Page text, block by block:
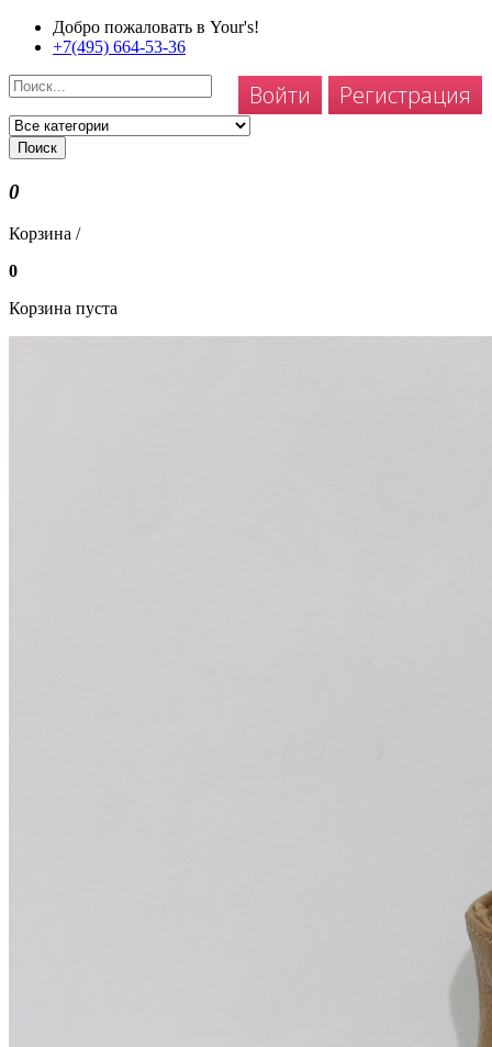
Добро пожаловать в Your's!
+7(495) 664-53-36
Войти Регистрация
Поиск
0
Корзина /
0
Корзина пуста